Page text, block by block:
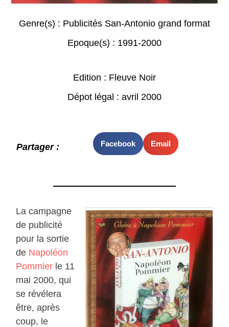
Genre(s) : Publicités San-Antonio grand format
Epoque(s) : 1991-2000
Edition : Fleuve Noir
Dépot légal : avril 2000
Partager : Facebook Email
La campagne
de publicité
pour la sortie
de Napoléon
Pommier le 11
mai 2000, qui
se révélera
être, après
coup, le